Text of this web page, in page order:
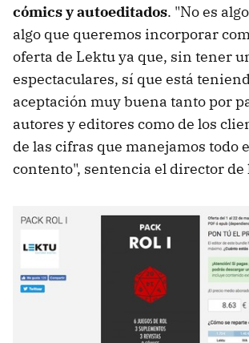
cómics y autoeditados. "No es
algo que queremos incorporar
oferta de Lektu ya que, sin tener
espectaculares, sí que está
aceptación muy buena tanto por
autores y editores como de los
de las cifras que manejamos todo
contento", sentencia el director de